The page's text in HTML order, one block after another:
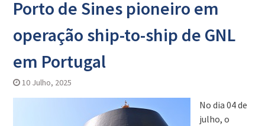
Porto de Sines pioneiro em
operação ship-to-ship de GNL
em Portugal
10 Julho, 2025
No dia 04 de
julho, o